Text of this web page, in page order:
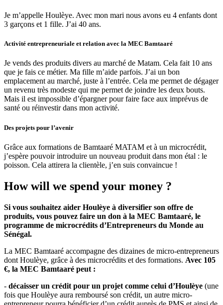
Je m’appelle Houlèye. Avec mon mari nous avons eu 4 enfants dont
3 garçons et 1 fille. J’ai 40 ans.
Activité entrepreneuriale et relation avec la MEC Bamtaaré
Je vends des produits divers au marché de Matam. Cela fait 10 ans
que je fais ce métier. Ma fille m’aide parfois. J’ai un bon
emplacement au marché, juste à l’entrée. Cela me permet de dégager
un revenu très modeste qui me permet de joindre les deux bouts.
Mais il est impossible d’épargner pour faire face aux imprévus de
santé ou réinvestir dans mon activité.
Des projets pour l’avenir
Grâce aux formations de Bamtaaré MATAM et à un microcrédit,
j’espère pouvoir introduire un nouveau produit dans mon étal : le
poisson. Cela attirera la clientèle, j’en suis convaincue !
How will we spend your money ?
Si vous souhaitez aider Houlèye à diversifier son offre de
produits, vous pouvez faire un don à la MEC Bamtaaré, le
programme de microcrédits d’Entrepreneurs du Monde au
Sénégal.
La MEC Bamtaaré accompagne des dizaines de micro-entrepreneurs
dont Houlèye, grâce à des microcrédits et des formations. Avec 105
€, la MEC Bamtaaré peut :
- décaisser un crédit pour un projet comme celui d’Houlèye (une
fois que Houlèye aura remboursé son crédit, un autre micro-